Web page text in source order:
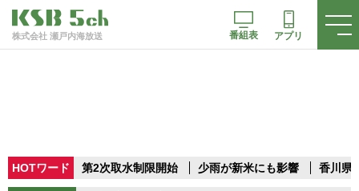
株式会社 瀬戸内海放送 番組表 アプリ
HOTワード 第2次取水制限開始 少雨が新米にも影響 香川県